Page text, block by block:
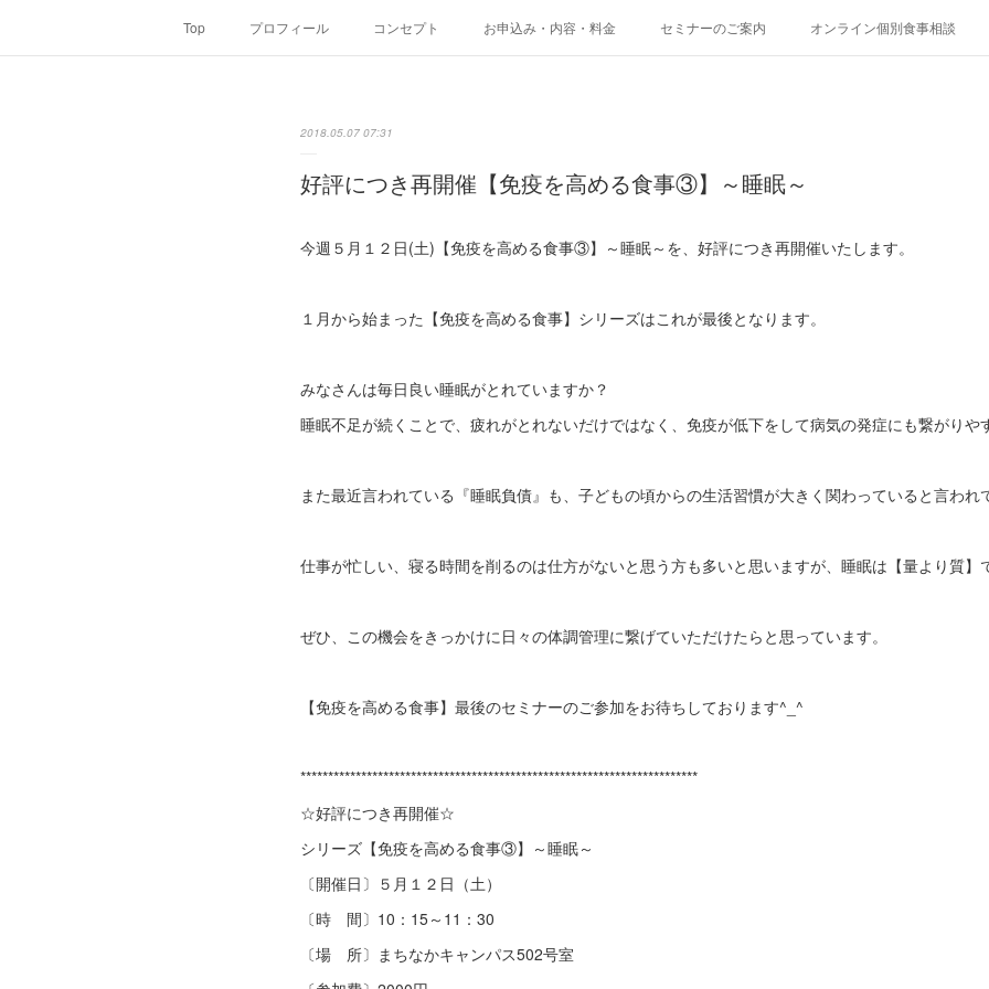
Top プロフィール コンセプト お申込み・内容・料金 セミナーのご案内 オンライン個別食事相談
2018.05.07 07:31
好評につき再開催【免疫を高める食事③】～睡眠～
今週５月１２日(土)【免疫を高める食事③】～睡眠～を、好評につき再開催いたします。
１月から始まった【免疫を高める食事】シリーズはこれが最後となります。
みなさんは毎日良い睡眠がとれていますか？
睡眠不足が続くことで、疲れがとれないだけではなく、免疫が低下をして病気の発症にも繋がりや
また最近言われている『睡眠負債』も、子どもの頃からの生活習慣が大きく関わっていると言われ
仕事が忙しい、寝る時間を削るのは仕方がないと思う方も多いと思いますが、睡眠は【量より質】
ぜひ、この機会をきっかけに日々の体調管理に繋げていただけたらと思っています。
【免疫を高める食事】最後のセミナーのご参加をお待ちしております^_^
************************************************************************
☆好評につき再開催☆
シリーズ【免疫を高める食事③】～睡眠～
〔開催日〕５月１２日（土）
〔時 間〕10：15～11：30
〔場 所〕まちなかキャンパス502号室